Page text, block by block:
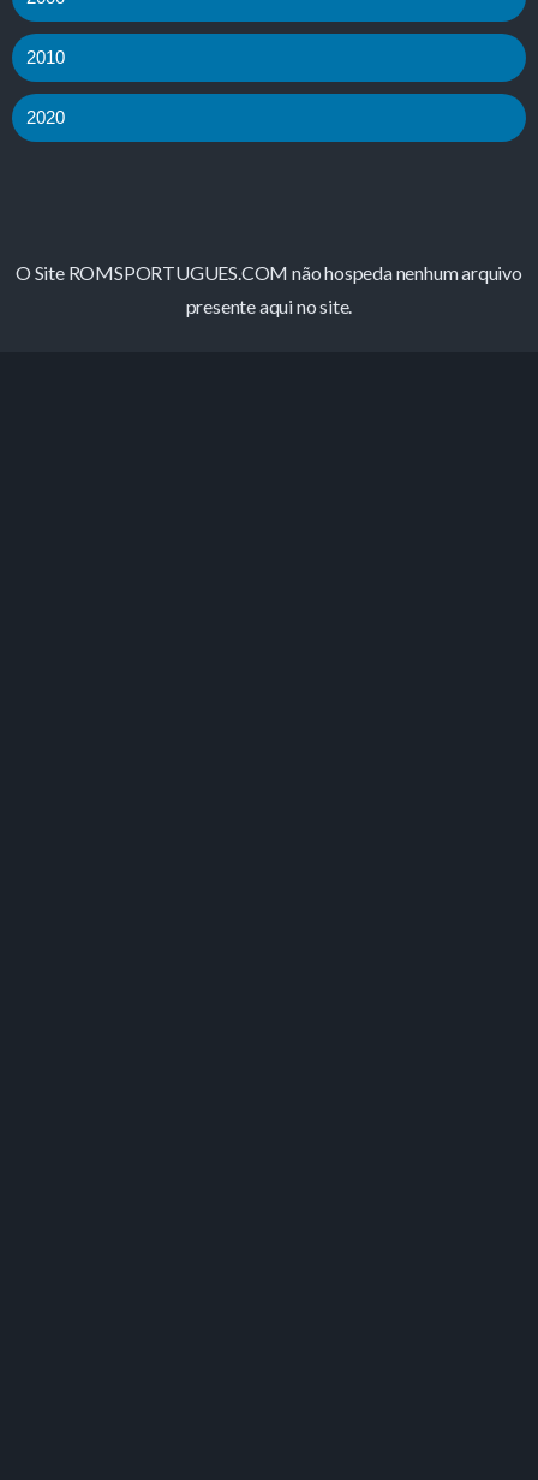
2010
2020
O Site ROMSPORTUGUES.COM não hospeda nenhum arquivo
presente aqui no site.